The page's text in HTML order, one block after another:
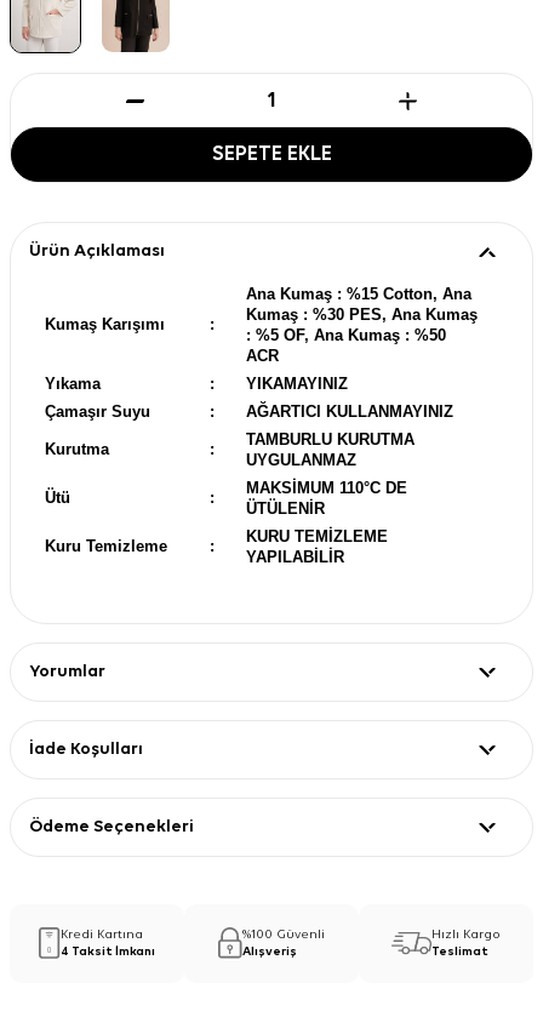
SEPETE EKLE
Ürün Açıklaması
Kumaş Karışımı :
Ana Kumaş : %15 Cotton, Ana
Kumaş : %30 PES, Ana Kumaş
: %5 OF, Ana Kumaş : %50
ACR
Yıkama
:
YIKAMAYINIZ
Çamaşır Suyu
: AĞARTICI KULLANMAYINIZ
Kurutma :
TAMBURLU KURUTMA
UYGULANMAZ
Ütü :
MAKSİMUM 110°C DE
ÜTÜLENİR
Kuru Temizleme :
KURU TEMİZLEME
YAPILABİLİR
Yorumlar
İade Koşulları
Ödeme Seçenekleri
Kredi Kartına
4 Taksit İmkanı
%100 Güvenli
Alışveriş
Hızlı Kargo
Teslimat